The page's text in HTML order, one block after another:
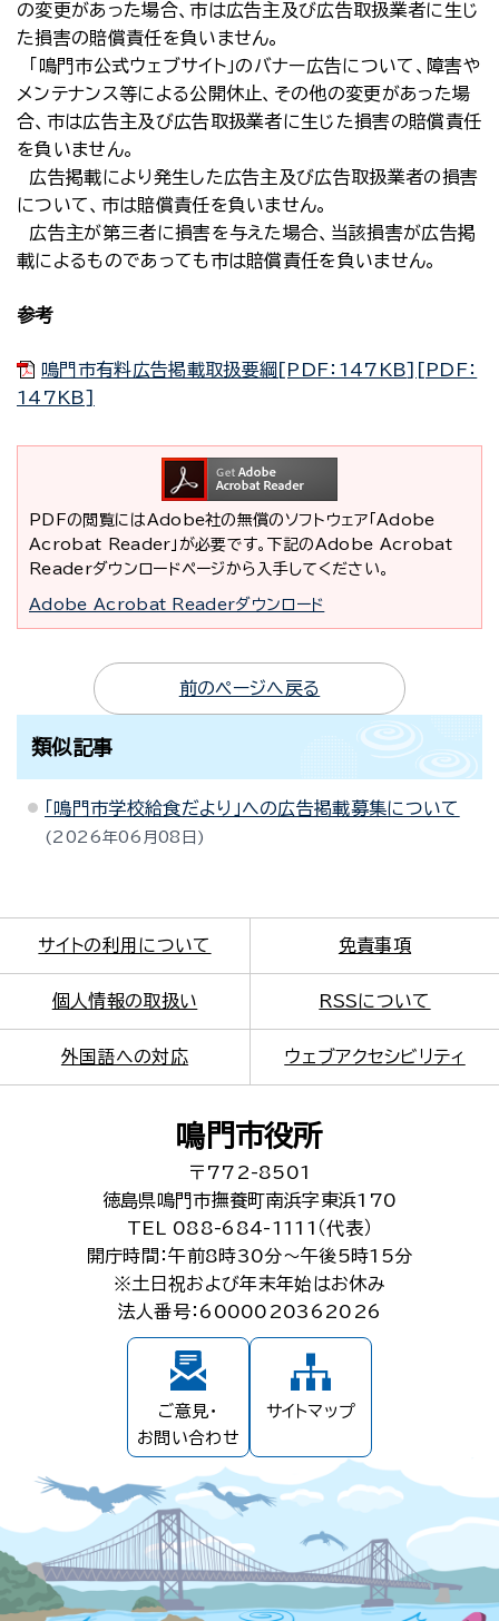
の変更があった場合、市は広告主及び広告取扱業者に生じ
た損害の賠償責任を負いません。
「鳴門市公式ウェブサイト」のバナー広告について、障害や
メンテナンス等による公開休止、その他の変更があった場
合、市は広告主及び広告取扱業者に生じた損害の賠償責任
を負いません。
広告掲載により発生した広告主及び広告取扱業者の損害
について、市は賠償責任を負いません。
広告主が第三者に損害を与えた場合、当該損害が広告掲
載によるものであっても市は賠償責任を負いません。
参考
鳴門市有料広告掲載取扱要綱[PDF：147KB][PDF：
147KB]
PDFの閲覧にはAdobe社の無償のソフトウェア「Adobe
Acrobat Reader」が必要です。下記のAdobe Acrobat
Readerダウンロードページから入手してください。
Adobe Acrobat Readerダウンロード
前のページへ戻る
類似記事
「鳴門市学校給食だより」への広告掲載募集について
2026年06月08日
サイトの利用について 免責事項
個人情報の取扱い RSSについて
外国語への対応 ウェブアクセシビリティ
鳴門市役所
〒772-8501
徳島県鳴門市撫養町南浜字東浜170
TEL 088-684-1111（代表）
開庁時間：午前8時30分～午後5時15分
※土日祝および年末年始はお休み
法人番号：6000020362026
ご意見・
お問い合わせ
サイトマップ